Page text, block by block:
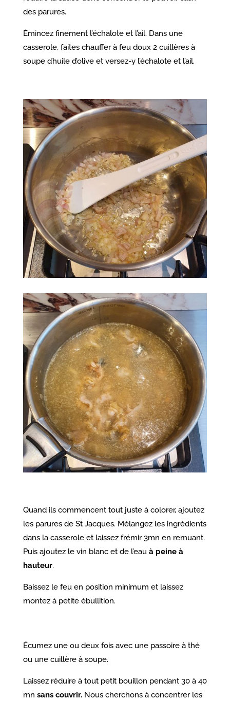
des parures.
Émincez finement l’échalote et l’ail. Dans une
casserole, faites chauffer à feu doux 2 cuillères à
soupe d’huile d’olive et versez-y l’échalote et l’ail.
Quand ils commencent tout juste à colorer, ajoutez
les parures de St Jacques. Mélangez les ingrédients
dans la casserole et laissez frémir 3mn en remuant.
Puis ajoutez le vin blanc et de l’eauà peine à
hauteur.
Baissez le feu en position minimum et laissez
montez à petite ébullition.
Écumez une ou deux fois avec une passoire à thé
ou une cuillère à soupe.
Laissez réduire à tout petit bouillon pendant 30 à 40
mn sans couvrir.Nous cherchons à concentrer les